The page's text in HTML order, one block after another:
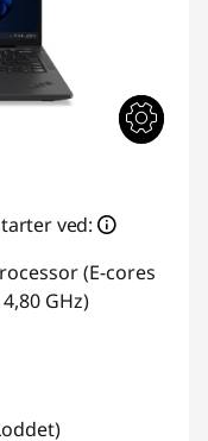
ved:
(E-cores
GHz)